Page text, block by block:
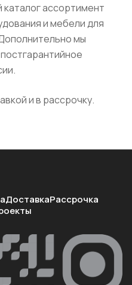
ассортимент
и мебели для
мы
и в рассрочку.
ДоставкаРассрочка